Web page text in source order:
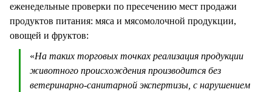
еженедельные проверки по пресечению мест продажи
продуктов питания: мяса и мясомолочной продукции,
овощей и фруктов:
«На таких торговых точках реализация продукции
животного происхождения производится без
ветеринарно-санитарной экспертизы, с нарушением